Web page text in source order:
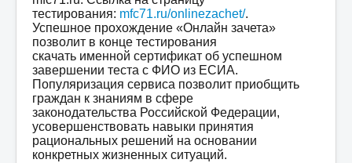
Охрана труда
Антидопинг
Политика обработки и защиты персональных
данных
тестирования: mfc71.ru/onlinezachet/.
Успешное прохождение «Онлайн зачета»
позволит в конце тестирования
скачать именной сертификат об успешном
завершении теста с ФИО из ЕСИА.
Популяризация сервиса позволит приобщить
граждан к знаниям в сфере
законодательства Российской Федерации,
усовершенствовать навыки принятия
рациональных решений на основании
конкретных жизненных ситуаций.